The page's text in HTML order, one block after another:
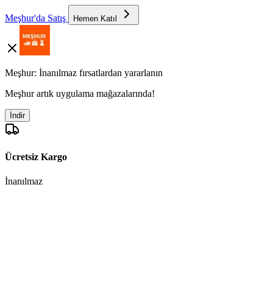
Meşhur'da Satış Hemen Katıl
Meşhur: İnanılmaz fırsatlardan yararlanın
Meşhur artık uygulama mağazalarında!
İndir
Ücretsiz Kargo
İnanılmaz